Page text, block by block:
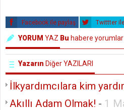
Facebook ile paylaş Twittter
YORUM YAZ Bu habere yorumlar
Yazarın Diğer YAZILARI
İlkyardımcılara kim
Akıllı Adam Olmak! - 1